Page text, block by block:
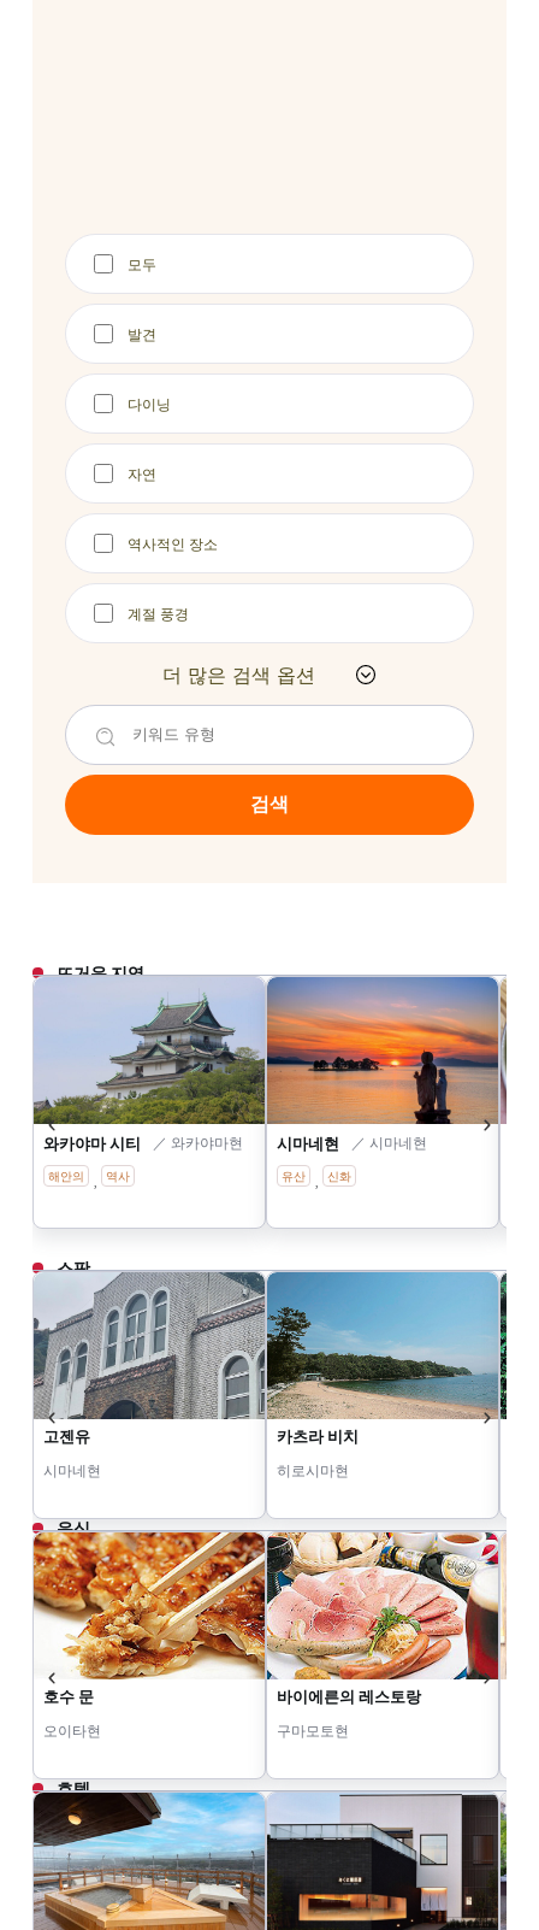
모두
발견
다이닝
자연
역사적인 장소
계절 풍경
더 많은 검색 옵션
검색
뜨거운 지역
와카야마 시티 ／ 와카야마현
해안의 역사
시마네현 ／ 시마네현
유산 , 신화
스팟
고젠유
시마네현
카츠라 비치
히로시마현
음식
호수 문
오이타현
바이에른의 레스토랑
구마모토현
호텔